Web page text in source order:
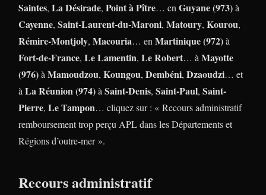
Saintes, La Désirade, Point à Pître… en Guyane (973)à
Cayenne, Saint-Laurent-du-Maroni, Matoury, Kourou,
Rémire-Montjoly, Macouria… en Martinique (972)à
Fort-de-France, Le Lamentin, Le Robert… à Mayotte
(976)à Mamoudzou, Koungou, Dembéni, Dzaoudzi… et
à La Réunion (974)à Saint-Denis, Saint-Paul, Saint-
Pierre, Le Tampon… cliquez sur : « Recours administratif
remboursement trop perçu APL dans les Départements et
Régions d’outre-mer ».
Recours administratif